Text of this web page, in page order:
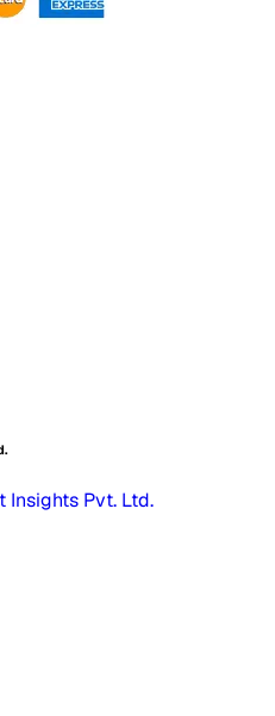
Insights Pvt. Ltd.